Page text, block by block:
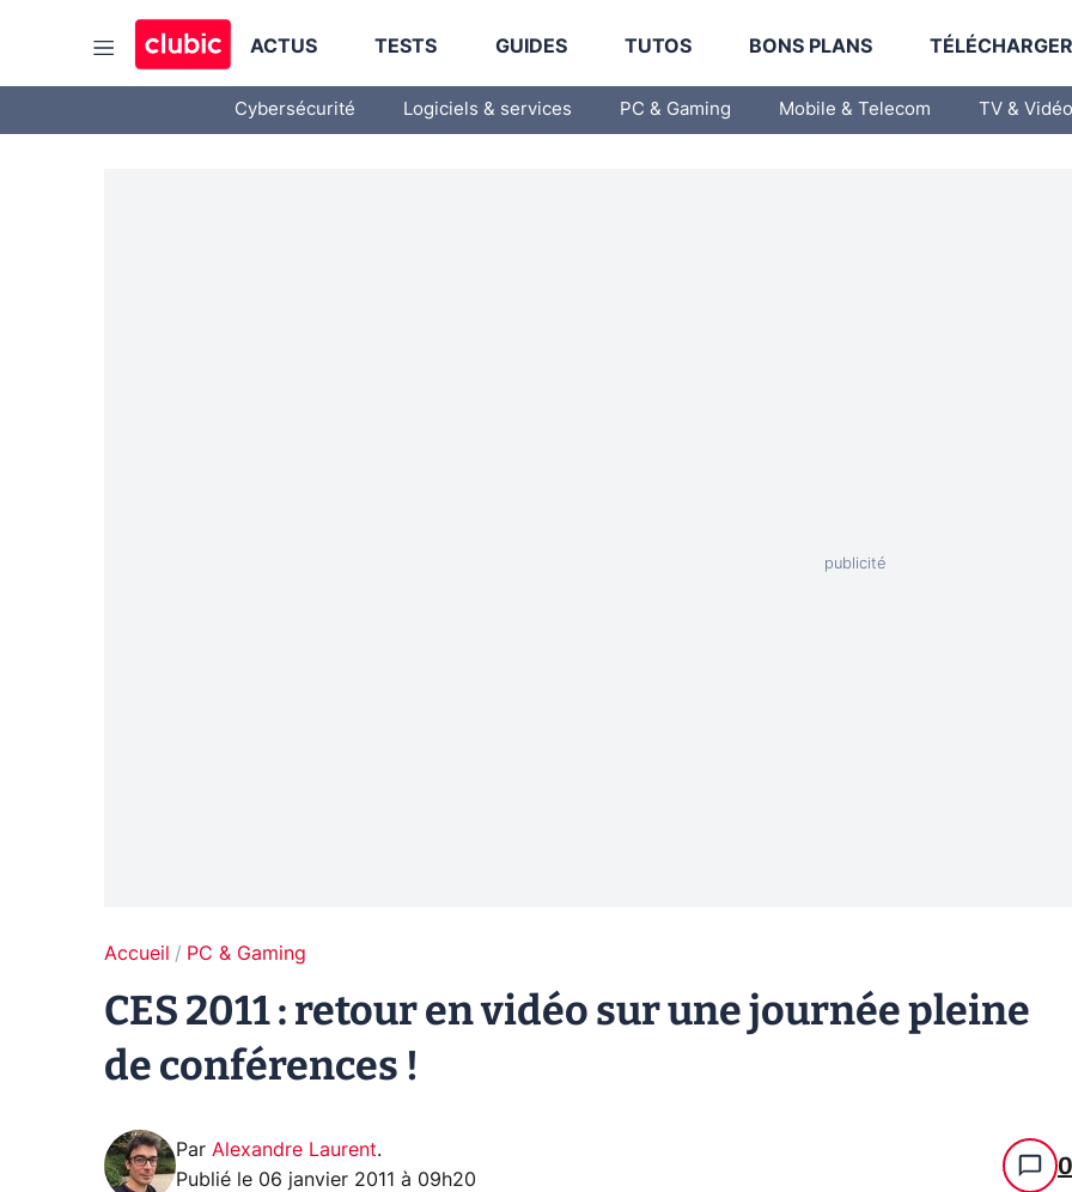
ACTUS TESTS GUIDES TUTOS BONS PLANS
Cybersécurité Logiciels & services PC & Gaming Mobile & Telecom TV & Vidéo
Accueil PC & Gaming
CES 2011 : retour en vidéo sur une journée pleine
de conférences !
Par Alexandre Laurent.
Publié le 06 janvier 2011 à 09h20 0